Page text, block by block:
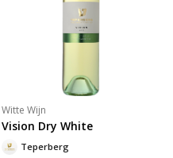
Witte Wijn
Vision Dry White
Teperberg